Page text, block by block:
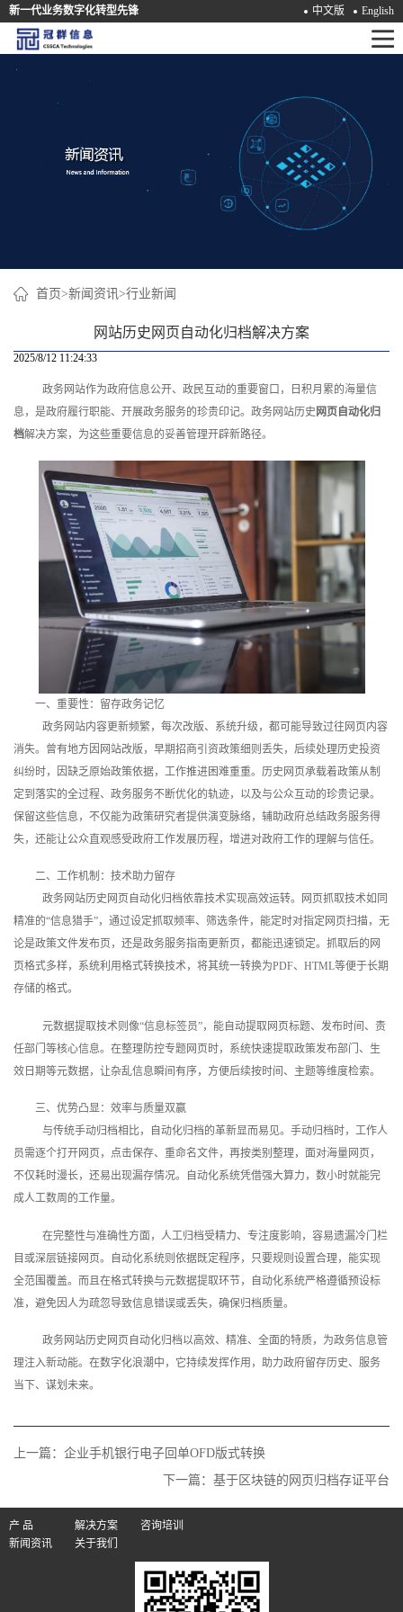
新一代业务数字化转型先锋 中文版 English
首
首页>新闻资讯>行业新闻
网站历史网页自动化归档解决方案
2025/8/12 11:24:33
政务网站作为政府信息公开、政民互动的重要窗口，日积月累的海量信
息，是政府履行职能、开展政务服务的珍贵印记。政务网站历史 网页自动化归
档解决方案，为这些重要信息的妥善管理开辟新路径。
一、重要性：留存政务记忆
政务网站内容更新频繁，每次改版、系统升级，都可能导致过往网页内容
消失。曾有地方因网站改版，早期招商引资政策细则丢失，后续处理历史投资
纠纷时，因缺乏原始政策依据，工作推进困难重重。历史网页承载着政策从制
定到落实的全过程、政务服务不断优化的轨迹，以及与公众互动的珍贵记录。
保留这些信息，不仅能为政策研究者提供演变脉络，辅助政府总结政务服务得
失，还能让公众直观感受政府工作发展历程，增进对政府工作的理解与信任。
二、工作机制：技术助力留存
政务网站历史网页自动化归档依靠技术实现高效运转。网页抓取技术如同
精准的“信息猎手”，通过设定抓取频率、筛选条件，能定时对指定网页扫描，无
论是政策文件发布页，还是政务服务指南更新页，都能迅速锁定。抓取后的网
页格式多样，系统利用格式转换技术，将其统一转换为PDF、HTML等便于长期
存储的格式。
元数据提取技术则像“信息标签员”，能自动提取网页标题、发布时间、责
任部门等核心信息。在整理防控专题网页时，系统快速提取政策发布部门、生
效日期等元数据，让杂乱信息瞬间有序，方便后续按时间、主题等维度检索。
三、优势凸显：效率与质量双赢
与传统手动归档相比，自动化归档的革新显而易见。手动归档时，工作人
员需逐个打开网页，点击保存、重命名文件，再按类别整理，面对海量网页，
不仅耗时漫长，还易出现漏存情况。自动化系统凭借强大算力，数小时就能完
成人工数周的工作量。
在完整性与准确性方面，人工归档受精力、专注度影响，容易遗漏冷门栏
目或深层链接网页。自动化系统则依据既定程序，只要规则设置合理，能实现
全范围覆盖。而且在格式转换与元数据提取环节，自动化系统严格遵循预设标
准，避免因人为疏忽导致信息错误或丢失，确保归档质量。
政务网站历史网页自动化归档以高效、精准、全面的特质，为政务信息管
理注入新动能。在数字化浪潮中，它持续发挥作用，助力政府留存历史、服务
当下、谋划未来。‍
上一篇： 企业手机银行电子回单OFD版式转换
下一篇： 基于区块链的网页归档存证平台
产 品 解决方案
咨询培训
新闻资讯
关于我们